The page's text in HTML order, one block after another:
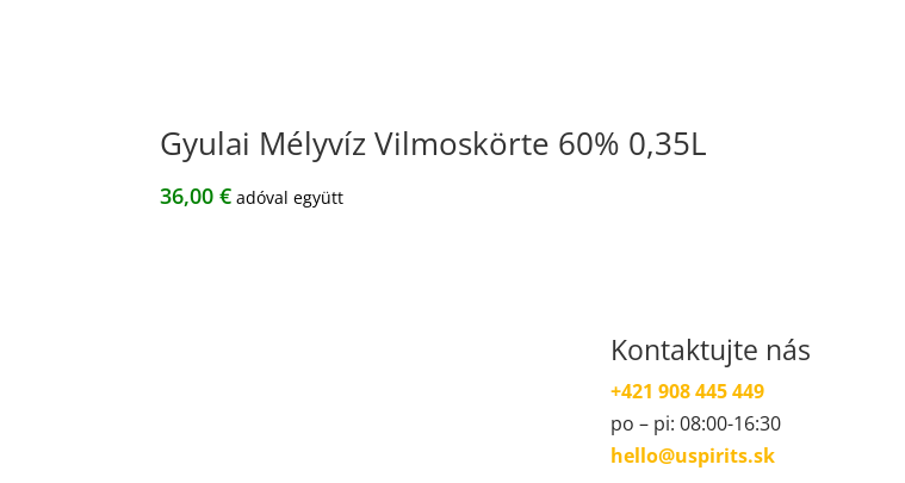
Gyulai Mélyvíz Vilmoskörte 60% 0,35L
36,00€ adóval együtt
Kontaktujte nás
+421 908 445 449
po – pi: 08:00-16:30
hello@uspirits.sk